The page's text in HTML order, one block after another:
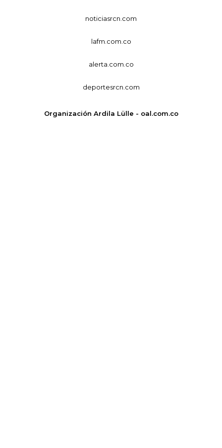
noticiasrcn.com
lafm.com.co
alerta.com.co
deportesrcn.com
Organización Ardila Lülle - oal.com.co